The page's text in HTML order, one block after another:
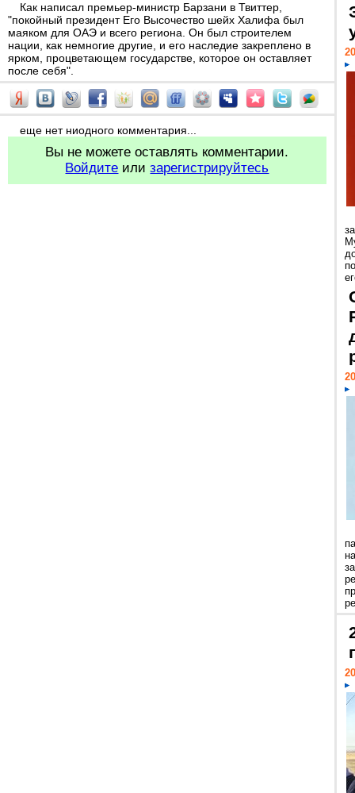
Как написал премьер-министр Барзани в Твиттер,
"покойный президент Его Высочество шейх Халифа был
маяком для ОАЭ и всего региона. Он был строителем
нации, как немногие другие, и его наследие закреплено в
ярком, процветающем государстве, которое он оставляет
после себя".
еще нет ниодного комментария...
Вы не можете оставлять комментарии.
Войдите илизарегистрируйтесь